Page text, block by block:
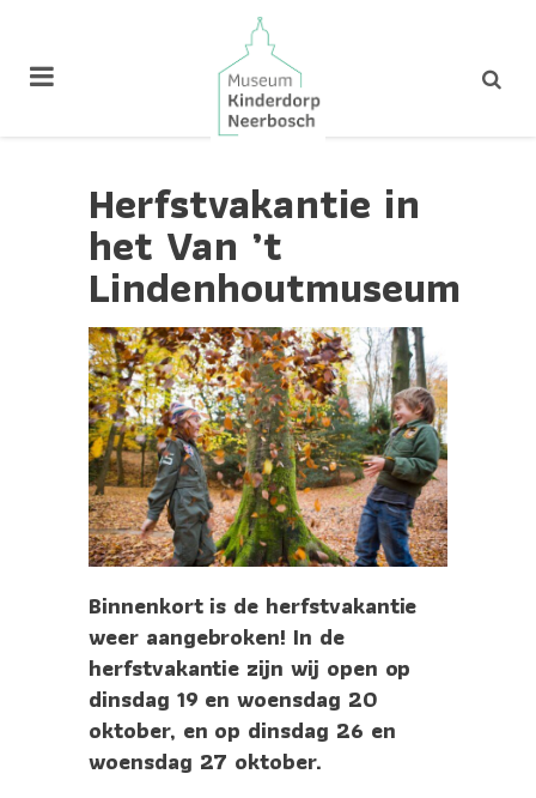
Herfstvakantie in
het Van ’t
Lindenhoutmuseum
Binnenkort is de herfstvakantie
weer aangebroken! In de
herfstvakantie zijn wij open op
dinsdag 19 en woensdag 20
oktober, en op dinsdag 26 en
woensdag 27 oktober.